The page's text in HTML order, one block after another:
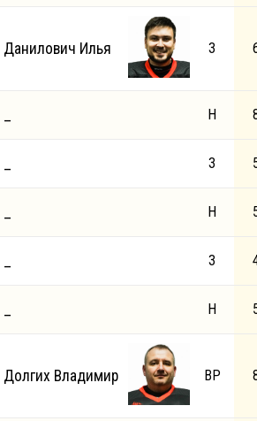
Данилович Илья З
_ Н
_ З
_ Н
_ З
_ Н
Долгих Владимир ВР